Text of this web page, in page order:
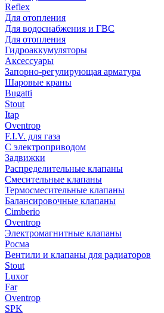
Reflex
Для отопления
Для водоснабжения и ГВС
Для отопления
Гидроаккумуляторы
Аксессуары
Запорно-регулирующая арматура
Шаровые краны
Bugatti
Stout
Itap
Oventrop
F.I.V. для газа
С электроприводом
Задвижки
Распределительные клапаны
Cмесительные клапаны
Термосмесительные клапаны
Балансировочные клапаны
Cimberio
Oventrop
Электромагнитные клапаны
Росма
Вентили и клапаны для радиаторов
Stout
Luxor
Far
Oventrop
SPK